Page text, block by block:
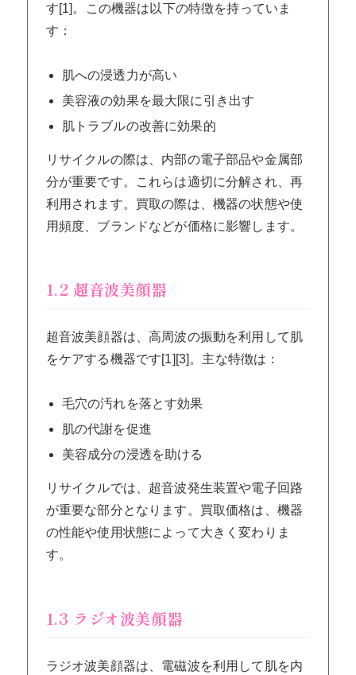
す[1]。この機器は以下の特徴を持っていま
す：
肌への浸透力が高い
美容液の効果を最大限に引き出す
肌トラブルの改善に効果的
リサイクルの際は、内部の電子部品や金属部
分が重要です。これらは適切に分解され、再
利用されます。買取の際は、機器の状態や使
用頻度、ブランドなどが価格に影響します。
1.2 超音波美顔器
超音波美顔器は、高周波の振動を利用して肌
をケアする機器です[1][3]。主な特徴は：
毛穴の汚れを落とす効果
肌の代謝を促進
美容成分の浸透を助ける
リサイクルでは、超音波発生装置や電子回路
が重要な部分となります。買取価格は、機器
の性能や使用状態によって大きく変わりま
す。
1.3 ラジオ波美顔器
ラジオ波美顔器は、電磁波を利用して肌を内